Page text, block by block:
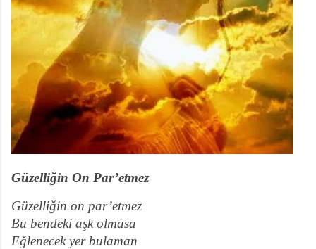
Güzelliğin On Par’etmez
Güzelliğin on par’etmez
Bu bendeki aşk olmasa
Eğlenecek yer bulaman